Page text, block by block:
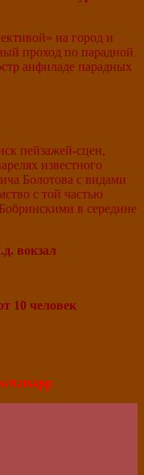
на город и
проход по парадной
анфиладе парадных
пейзажей-сцен,
известного
Болотова с видами
с той частью
в середине
вокзал
10 человек